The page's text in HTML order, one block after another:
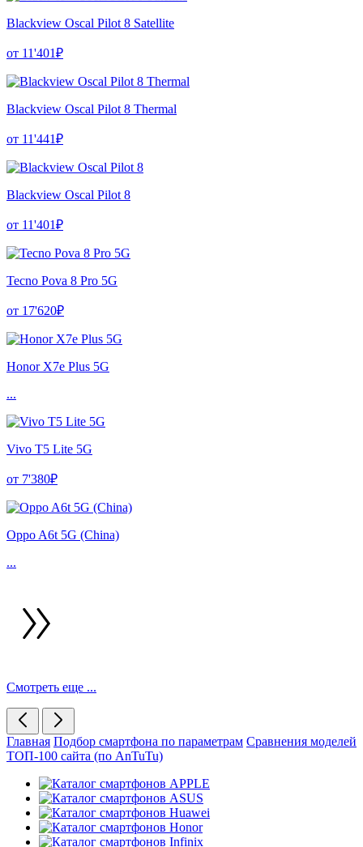
Blackview Oscal Pilot 8 Satellite
от 11'401₽
Blackview Oscal Pilot 8 Thermal
от 11'441₽
Blackview Oscal Pilot 8
от 11'401₽
Tecno Pova 8 Pro 5G
от 17'620₽
Honor X7e Plus 5G
...
Vivo T5 Lite 5G
от 7'380₽
Oppo A6t 5G (China)
...
Смотреть еще ...
Главная Подбор смартфона по параметрам Сравнения моделей
ТОП-100 сайта (по AnTuTu)